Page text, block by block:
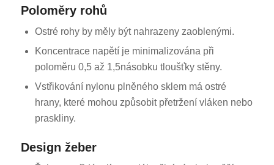
Poloměry rohů
Ostré rohy by měly být nahrazeny zaoblenými.
Koncentrace napětí je minimalizována při
poloměru 0,5 až 1,5násobku tloušťky stěny.
Vstřikování nylonu plněného sklem má ostré
hrany, které mohou způsobit přetržení vláken nebo
praskliny.
Design žeber